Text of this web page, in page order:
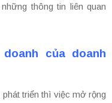
thông tin liên quan
của doanh
triển thì việc mở rộng